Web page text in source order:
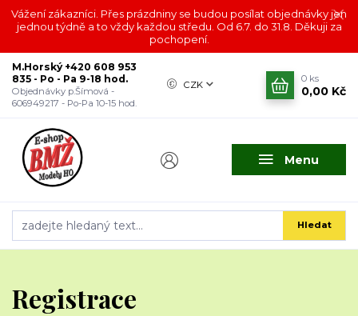
Vážení zákazníci. Přes prázdniny se budou posílat objednávky jen
jednou týdně a to vždy každou středu. Od 6.7. do 31.8. Děkuji za
pochopení.
Menu
CZK
Hledat
M.Horský +420 608 953
835 - Po - Pa 9-18 hod.
Objednávky p.Šímová -
606949217 - Po-Pa 10-15 hod.
0 ks
0,00 Kč
Registrace